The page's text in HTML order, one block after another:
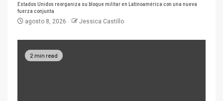
Estados Unidos reorganiza su bloque militar en Latinoamérica con una nueva
fuerza conjunta
agosto 8, 2026 Jessica Castillo
2 min read